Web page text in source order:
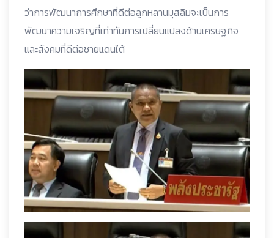
ว่าการพัฒนาการศึกษาที่ดีต่อลูกหลานมุสลิมจะเป็นการ
พัฒนาความเจริญที่เท่าทันการเปลี่ยนแปลงด้านเศรษฐกิจ
และสังคมที่ดีต่อชายแดนใต้